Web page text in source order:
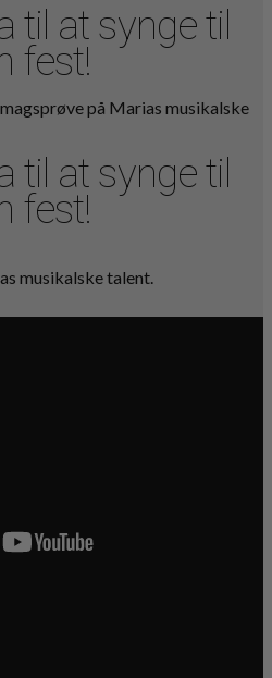
til at synge til
fest!
på Marias musikalske
til at synge til
fest!
musikalske talent.